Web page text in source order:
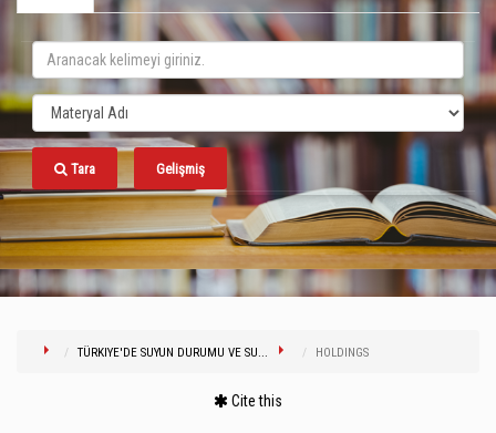
Tara Gelişmiş
TÜRKIYE'DE SUYUN DURUMU VE SU... HOLDINGS
Cite this